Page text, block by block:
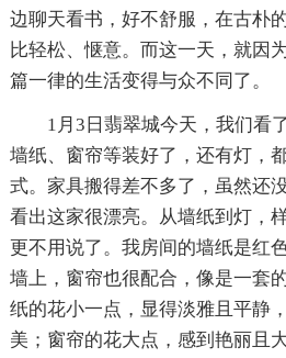
边聊天看书，好不舒服，在古朴
比轻松、惬意。而这一天，就因
篇一律的生活变得与众不同了。
1月3日翡翠城今天，我们看
墙纸、窗帘等装好了，还有灯，
式。家具搬得差不多了，虽然还
看出这家很漂亮。从墙纸到灯，
更不用说了。我房间的墙纸是红
墙上，窗帘也很配合，像是一套
纸的花小一点，显得淡雅且平静
美；窗帘的花大点，感到艳丽且